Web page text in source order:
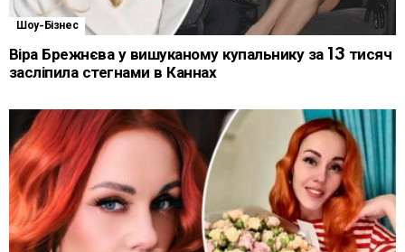
Шоу-Бізнес
Віра Брежнєва у вишуканому купальнику за 13 тисяч
засліпила стегнами в Каннах